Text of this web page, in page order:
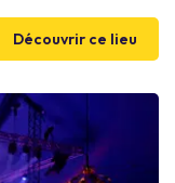
conférences de
Découvrir ce lieu